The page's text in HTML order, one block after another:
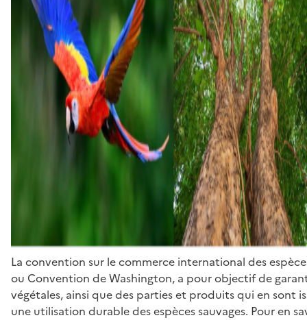
La convention sur le commerce international des
ou Convention de Washington, a pour objectif de
végétales, ainsi que des parties et produits qui en sont
une utilisation durable des espèces sauvages. Pour en